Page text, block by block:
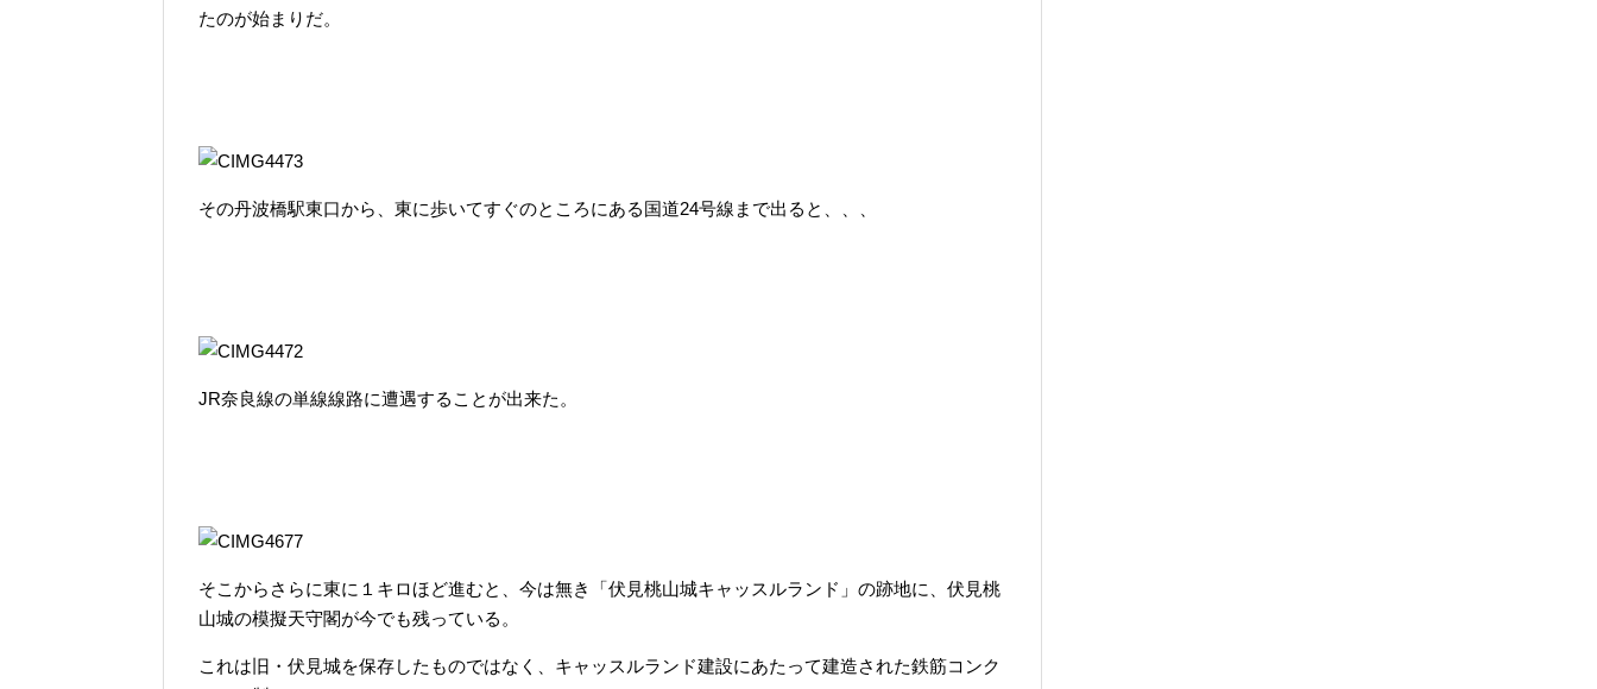
たのが始まりだ。
その丹波橋駅東口から、東に歩いてすぐのところにある国道24号線まで出ると、、、
JR奈良線の単線線路に遭遇することが出来た。
そこからさらに東に１キロほど進むと、今は無き「伏見桃山城キャッスルランド」の跡地に、伏見桃
山城の模擬天守閣が今でも残っている。
これは旧・伏見城を保存したものではなく、キャッスルランド建設にあたって建造された鉄筋コンク